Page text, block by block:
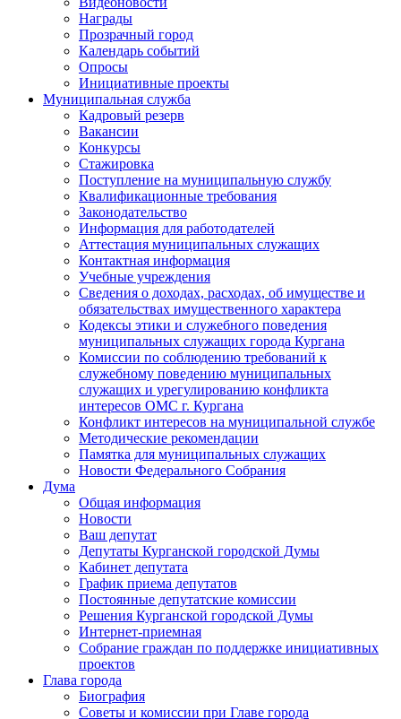
Награды
Прозрачный город
Календарь событий
Опросы
Инициативные проекты
Муниципальная служба
Кадровый резерв
Вакансии
Конкурсы
Стажировка
Поступление на муниципальную службу
Квалификационные требования
Законодательство
Информация для работодателей
Аттестация муниципальных служащих
Контактная информация
Учебные учреждения
Сведения о доходах, расходах, об имуществе и
обязательствах имущественного характера
Кодексы этики и служебного поведения
муниципальных служащих города Кургана
Комиссии по соблюдению требований к
служебному поведению муниципальных
служащих и урегулированию конфликта
интересов ОМС г. Кургана
Конфликт интересов на муниципальной службе
Методические рекомендации
Памятка для муниципальных служащих
Новости Федерального Cобрания
Дума
Общая информация
Новости
Ваш депутат
Депутаты Курганской городской Думы
Кабинет депутата
График приема депутатов
Постоянные депутатские комиссии
Решения Курганской городской Думы
Интернет-приемная
Собрание граждан по поддержке инициативных
проектов
Глава города
Биография
Советы и комиссии при Главе города